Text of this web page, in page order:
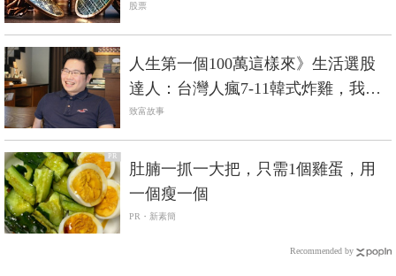
股票
人生第一個100萬這樣來》生活選股
達人：台灣人瘋7-11韓式炸雞，我買
這檔5個月賺25%
致富故事
PR
肚腩一抓一大把，只需1個雞蛋，用
一個瘦一個
PR・新素簡
Recommended by